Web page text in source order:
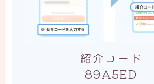
紹介コード
89A5ED